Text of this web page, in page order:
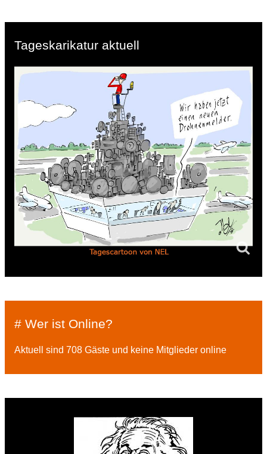
Tageskarikatur aktuell
# Wer ist Online?
Aktuell sind 708 Gäste und keine Mitglieder online